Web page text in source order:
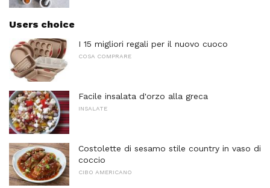
Users choice
I 15 migliori regali per il nuovo cuoco
COSA COMPRARE
Facile insalata d'orzo alla greca
INSALATE
Costolette di sesamo stile country in vaso di
coccio
CIBO AMERICANO